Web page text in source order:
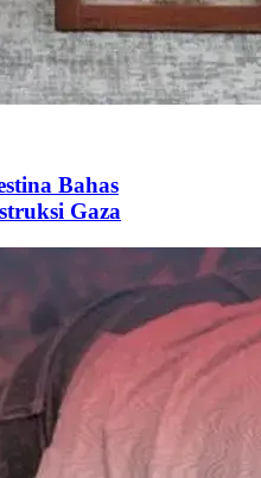
Bahas
Gaza